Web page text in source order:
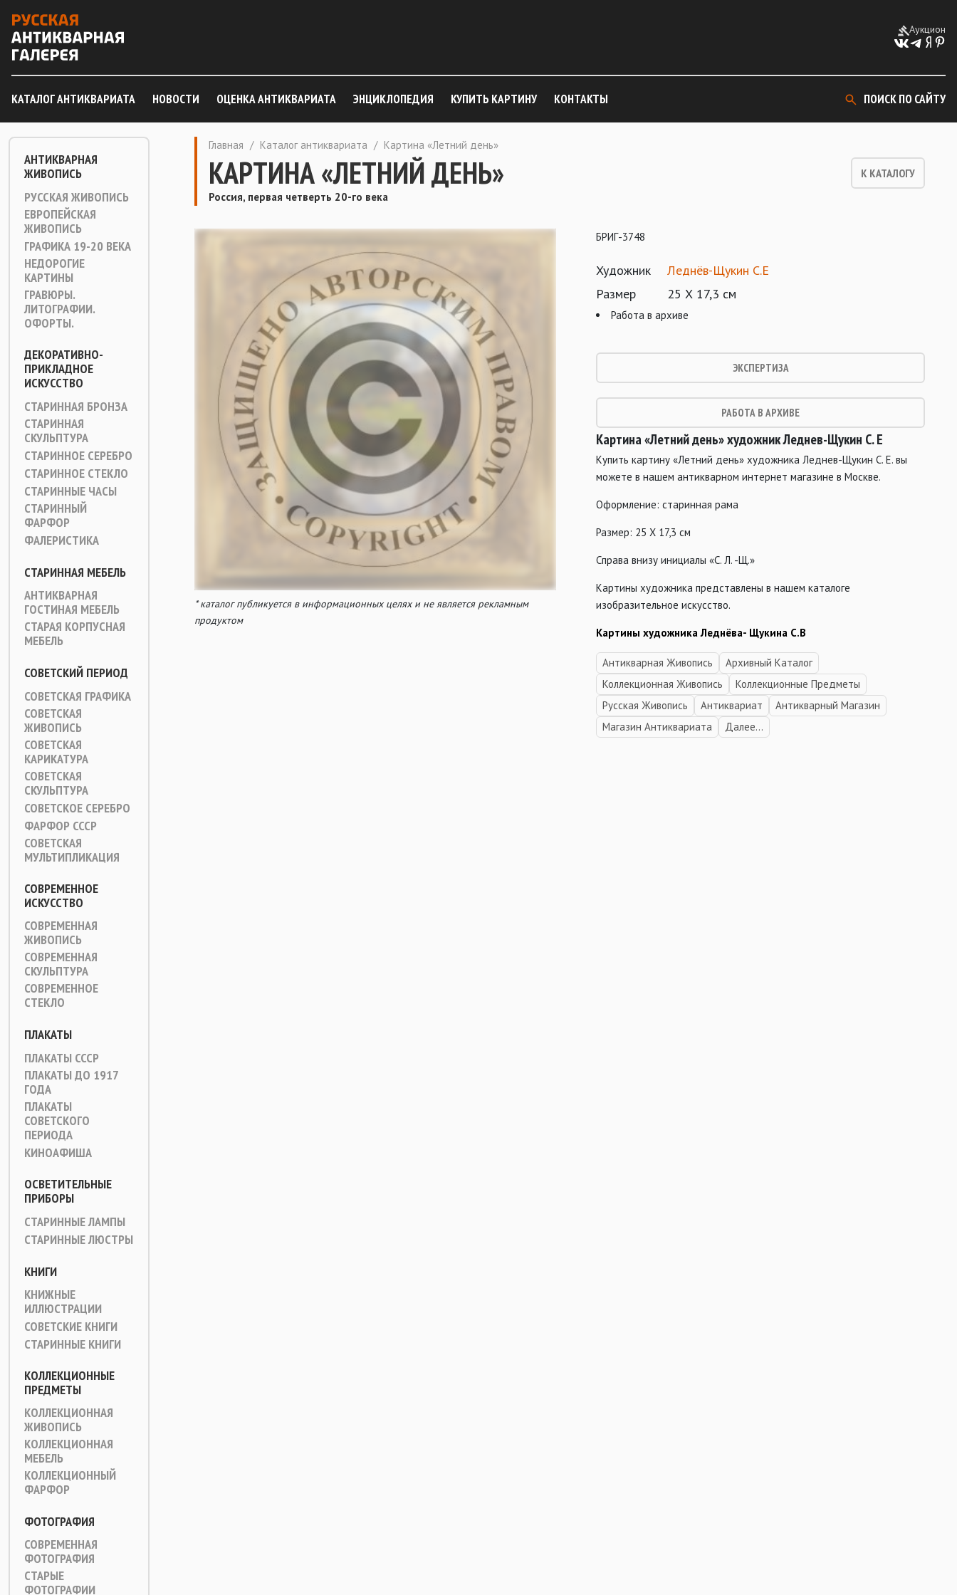
Аукцион
КАТАЛОГ АНТИКВАРИАТА НОВОСТИ ОЦЕНКА АНТИКВАРИАТА ЭНЦИКЛОПЕДИЯ КУПИТЬ КАРТИНУ КОНТАКТЫ ПОИСК ПО САЙТУ
АНТИКВАРНАЯ
ЖИВОПИСЬ
РУССКАЯ ЖИВОПИСЬ
ЕВРОПЕЙСКАЯ
ЖИВОПИСЬ
ГРАФИКА 19-20 ВЕКА
НЕДОРОГИЕ
КАРТИНЫ
ГРАВЮРЫ.
ЛИТОГРАФИИ.
ОФОРТЫ.
ДЕКОРАТИВНО-
ПРИКЛАДНОЕ
ИСКУССТВО
СТАРИННАЯ БРОНЗА
СТАРИННАЯ
СКУЛЬПТУРА
СТАРИННОЕ СЕРЕБРО
СТАРИННОЕ СТЕКЛО
СТАРИННЫЕ ЧАСЫ
СТАРИННЫЙ
ФАРФОР
ФАЛЕРИСТИКА
СТАРИННАЯ МЕБЕЛЬ
АНТИКВАРНАЯ
ГОСТИНАЯ МЕБЕЛЬ
СТАРАЯ КОРПУСНАЯ
МЕБЕЛЬ
СОВЕТСКИЙ ПЕРИОД
СОВЕТСКАЯ ГРАФИКА
СОВЕТСКАЯ
ЖИВОПИСЬ
СОВЕТСКАЯ
КАРИКАТУРА
СОВЕТСКАЯ
СКУЛЬПТУРА
СОВЕТСКОЕ СЕРЕБРО
ФАРФОР СССР
СОВЕТСКАЯ
МУЛЬТИПЛИКАЦИЯ
СОВРЕМЕННОЕ
ИСКУССТВО
СОВРЕМЕННАЯ
ЖИВОПИСЬ
СОВРЕМЕННАЯ
СКУЛЬПТУРА
СОВРЕМЕННОЕ
СТЕКЛО
ПЛАКАТЫ
ПЛАКАТЫ СССР
ПЛАКАТЫ ДО 1917
ГОДА
ПЛАКАТЫ
СОВЕТСКОГО
ПЕРИОДА
КИНОАФИША
ОСВЕТИТЕЛЬНЫЕ
ПРИБОРЫ
СТАРИННЫЕ ЛАМПЫ
СТАРИННЫЕ ЛЮСТРЫ
КНИГИ
КНИЖНЫЕ
ИЛЛЮСТРАЦИИ
СОВЕТСКИЕ КНИГИ
СТАРИННЫЕ КНИГИ
КОЛЛЕКЦИОННЫЕ
ПРЕДМЕТЫ
КОЛЛЕКЦИОННАЯ
ЖИВОПИСЬ
КОЛЛЕКЦИОННАЯ
МЕБЕЛЬ
КОЛЛЕКЦИОННЫЙ
ФАРФОР
ФОТОГРАФИЯ
СОВРЕМЕННАЯ
ФОТОГРАФИЯ
СТАРЫЕ
ФОТОГРАФИИ
Главная / Каталог антиквариата / Картина «Летний день»
КАРТИНА «ЛЕТНИЙ ДЕНЬ» К КАТАЛОГУ
Россия, первая четверть 20-го века
* каталог публикуется в информационных целях и не является рекламным
продуктом
БРИГ-3748
Художник
Леднёв-Щукин С.Е
Размер
25 Х 17,3 см
Работа в архиве
ЭКСПЕРТИЗА
РАБОТА В АРХИВЕ
Картина «Летний день» художник Леднев-Щукин С. Е
Купить картину «Летний день» художника Леднев-Щукин С. Е. вы
можете в нашем антикварном интернет магазине в Москве.
Оформление: старинная рама
Размер: 25 Х 17,3 см
Справа внизу инициалы «С. Л. -Щ.»
Картины художника представлены в нашем каталоге
изобразительное искусство.
Картины художника Леднёва- Щукина С.В
Антикварная Живопись
Архивный Каталог
Коллекционная Живопись
Коллекционные Предметы
Русская Живопись
Антиквариат
Антикварный Магазин
Магазин Антиквариата
Далее...